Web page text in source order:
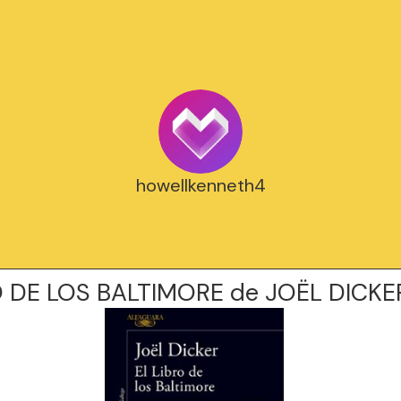
howellkenneth4
DE LOS BALTIMORE de JOËL